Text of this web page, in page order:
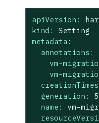
apiVersion:
kind:
Setting
metadata:
annotations:
vm-
vm-
generation:
name:
vm-